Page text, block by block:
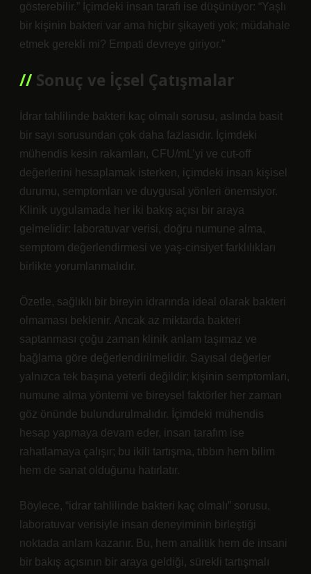
gösterebilir.” İçimdeki insan tarafı ise düşünüyor: “Yaşlı
bir kişinin bakteri var ama hiçbir şikayeti yok; müdahale
etmek gerekli mi? Empati devreye giriyor.”
Sonuç ve İçsel Çatışmalar
İdrar tahlilinde bakteri kaç olmalı sorusu, aslında basit
bir sayı sorusundan çok daha fazlasıdır. İçimdeki
mühendis kesin rakamları, CFU/mL’yi ve cut-off
değerlerini hesaplamak isterken, içimdeki insan kişisel
durumu, semptomları ve duygusal yönleri önemsiyor.
Klinik uygulamada her iki bakış açısı bir araya
gelmelidir: laboratuvar verisi, doğru numune alma,
semptom değerlendirmesi ve yaş-cinsiyet farklılıkları
birlikte yorumlanmalıdır.
Özetle, sağlıklı bir bireyin idrarında ideal olarak bakteri
olmaması beklenir. Ancak az miktarda bakteri
saptanması çoğu zaman klinik anlam taşımaz ve
bağlama göre değerlendirilmelidir. Sayısal değerler
yalnızca tek başına yeterli değildir; kişinin semptomları,
numune alma yöntemi ve bireysel faktörler her zaman
göz önünde bulundurulmalıdır. İçimdeki mühendis
hesap yapmaya devam eder, insan tarafım ise
rahatlamaya çalışır; bu ikili tartışma, tıbbın hem bilim
hem de sanat olduğunu hatırlatır.
Böylece, “idrar tahlilinde bakteri kaç olmalı” sorusu,
laboratuvar verisiyle insan deneyiminin birleştiği
noktada anlam kazanır. Bu, hem analitik hem de insani
bir bakış açısının bir araya geldiği, sürekli tartışmalı